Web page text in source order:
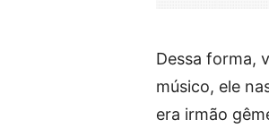
Dessa forma,
músico, ele
era irmão